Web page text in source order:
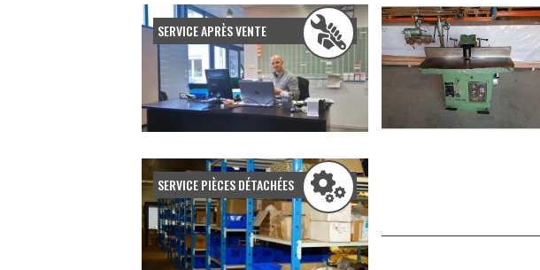
SERVICE APRÈS VENTE
SERVICE PIÈCES DÉTACHÉES